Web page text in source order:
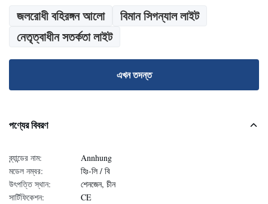
জলরোধী বহিরঙ্গন আলো
বিমান সিগন্যাল লাইট
নেতৃত্বাধীন সতর্কতা লাইট
এখন তদন্ত
পণ্যের বিবরণ
ব্র্যান্ডের নাম:
Annhung
মডেল নম্বর:
হিঃ-লি / বি
উৎপত্তি স্থান:
শেনজেন, চীন
সার্টিফিকেশন:
CE